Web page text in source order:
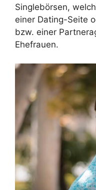
Singlebörsen,
einer Dating-Seite
bzw. einer
Ehefrauen.